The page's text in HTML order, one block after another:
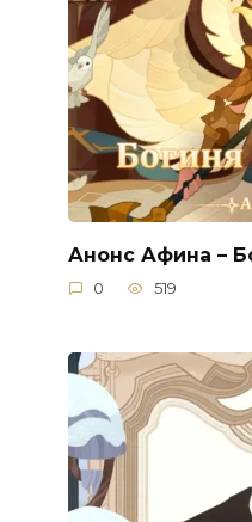
Анонс Афина –
0 519